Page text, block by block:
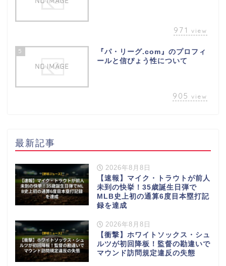
971 view
5
『パ・リーグ.com』のプロフィ
ールと信ぴょう性について
905 view
最新記事
2026年8月8日
【速報】マイク・トラウトが前人
未到の快挙！35歳誕生日弾で
MLB史上初の通算6度目本塁打記
録を達成
2026年8月8日
【衝撃】ホワイトソックス・シュ
ルツが初回降板！監督の勘違いで
マウンド訪問規定違反の失態